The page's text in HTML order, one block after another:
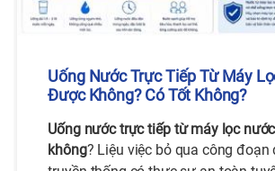
Uống Nước Trực Tiếp Từ Máy
Được Không? Có Tốt Không?
Uống nước trực tiếp từ máy lọc
không? Liệu việc bỏ qua công đoạn